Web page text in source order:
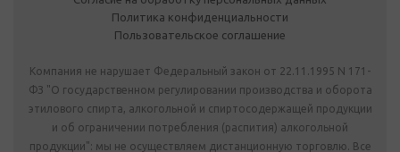
Политика конфиденциальности
Пользовательское соглашение
Компания не нарушает Федеральный закон от 22.11.1995 N 171-
ФЗ "О государственном регулировании производства и оборота
этилового спирта, алкогольной и спиртосодержащей продукции
и об ограничении потребления (распития) алкогольной
продукции": мы не осуществляем дистанционную торговлю. Все